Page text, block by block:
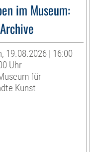
im Museum:
19.08.2026 | 16:00
Uhr
für
Kunst